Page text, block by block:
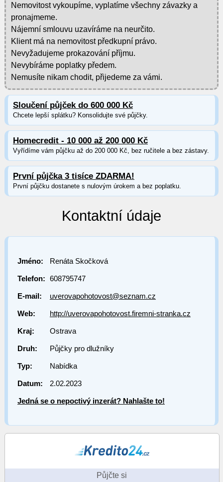
Nemovitost vykoupíme, vyplatíme všechny závazky a
pronajmeme.
Nájemní smlouvu uzavíráme na neurčito.
Klient má na nemovitost předkupní právo.
Nevyžadujeme prokazování příjmu.
Nevybíráme poplatky předem.
Nemusíte nikam chodit, přijedeme za vámi.
Sloučení půjček do 600 000 Kč
Chcete lepší splátku? Konsolidujte své půjčky.
Homecredit - 10 000 až 200 000 Kč
Vyřídíme vám půjčku až do 200 000 Kč, bez ručitele a bez zástavy.
První půjčka 3 tisíce ZDARMA!
První půjčku dostanete s nulovým úrokem a bez poplatku.
Kontaktní údaje
Jméno: Renáta Skočková
Telefon: 608795747
E-mail: uverovapohotovost@seznam.cz
Web: http://uverovapohotovost.firemni-stranka.cz
Kraj: Ostrava
Druh: Půjčky pro dlužníky
Typ: Nabídka
Datum: 2.02.2023
Jedná se o nepoctivý inzerát? Nahlašte to!
Půjčte si